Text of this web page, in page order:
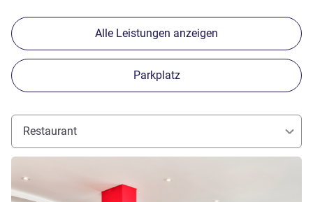
Alle Leistungen anzeigen
Parkplatz
Restaurant
Details ansehen